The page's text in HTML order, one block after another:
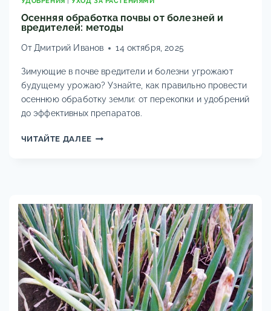
И
ЗАЙЦЕВ:
Осенняя обработка почвы от болезней и
вредителей: методы
ОтДмитрий Иванов 14 октября, 2025
Зимующие в почве вредители и болезни угрожают
будущему урожаю? Узнайте, как правильно провести
осеннюю обработку земли: от перекопки и удобрений
до эффективных препаратов.
ЧИТАЙТЕ ДАЛЕЕОСЕННЯЯ
ВРЕДИТЕЛЕЙ:
МЕТОДЫ